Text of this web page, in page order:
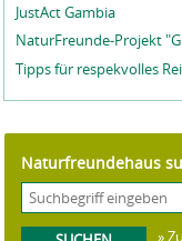
JustAct Gambia
NaturFreunde-Projekt
Tipps für respekvolles
Naturfreundehaus
»